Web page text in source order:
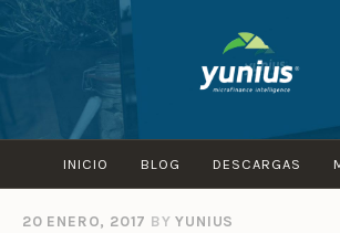
Skip
to
content
INICIO BLOG DESCARGAS
20 ENERO, 2017 BYYUNIUS